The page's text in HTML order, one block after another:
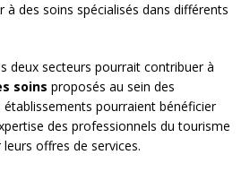
à des soins spécialisés dans différents
deux secteurs pourrait contribuer à
soins proposés au sein des
établissements pourraient bénéficier
des professionnels du tourisme
offres de services.